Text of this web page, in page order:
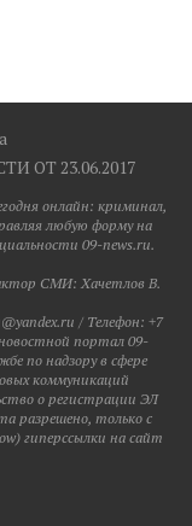
ОТ 23.06.2017
онлайн: криминал,
любую форму на
09-news.ru.
СМИ: Хaчeтлoв B.
/ Телефон: +7
портал 09-
по надзору в сфере
коммуникаций
о регистрации ЭЛ
разрешено, только с
гиперссылки на сайт